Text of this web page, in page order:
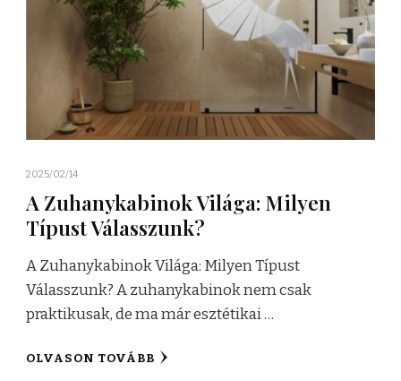
2025/02/14
A Zuhanykabinok Világa: Milyen
Típust Válasszunk?
A Zuhanykabinok Világa: Milyen Típust
Válasszunk? A zuhanykabinok nem csak
praktikusak, de ma már esztétikai …
OLVASON TOVÁBB